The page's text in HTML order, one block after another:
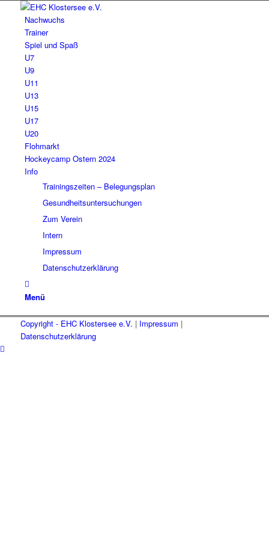
Nachwuchs
Trainer
Spiel und Spaß
U7
U9
U11
U13
U15
U17
U20
Flohmarkt
Hockeycamp Ostern 2024
Info
Trainingszeiten – Belegungsplan
Gesundheitsuntersuchungen
Zum Verein
Intern
Impressum
Datenschutzerklärung
Menü
Copyright - EHC Klostersee e.V. | Impressum |
Datenschutzerklärung